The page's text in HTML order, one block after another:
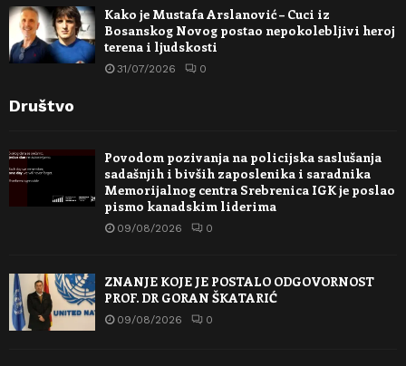
Kako je Mustafa Arslanović – Cuci iz
Bosanskog Novog postao nepokolebljivi heroj
terena i ljudskosti
31/07/2026 0
Društvo
Povodom pozivanja na policijska saslušanja
sadašnjih i bivših zaposlenika i saradnika
Memorijalnog centra Srebrenica IGK je poslao
pismo kanadskim liderima
09/08/2026 0
ZNANJE KOJE JE POSTALO ODGOVORNOST
PROF. DR GORAN ŠKATARIĆ
09/08/2026 0